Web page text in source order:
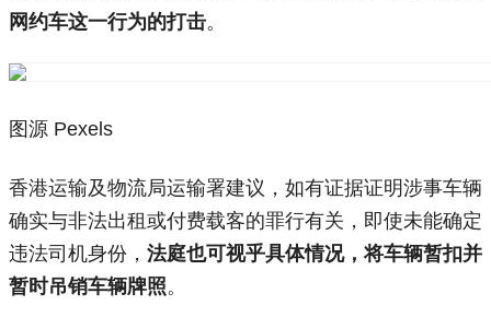
网约车这一行为的打击。
图源 Pexels
香港运输及物流局运输署建议，如有证据证明涉事车辆
确实与非法出租或付费载客的罪行有关，即使未能确定
违法司机身份， 法庭也可视乎具体情况，将车辆暂扣并
暂时吊销车辆牌照。